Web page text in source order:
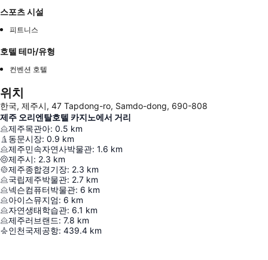
스포츠 시설
피트니스
호텔 테마/유형
컨벤션 호텔
위치
한국, 제주시, 47 Tapdong-ro, Samdo-dong, 690-808
제주 오리엔탈호텔 카지노에서 거리
제주목관아: 0.5 km
동문시장: 0.9 km
제주민속자연사박물관: 1.6 km
제주시: 2.3 km
제주종합경기장: 2.3 km
국립제주박물관: 2.7 km
넥슨컴퓨터박물관: 6 km
아이스뮤지엄: 6 km
자연생태학습관: 6.1 km
제주러브랜드: 7.8 km
인천국제공항: 439.4 km